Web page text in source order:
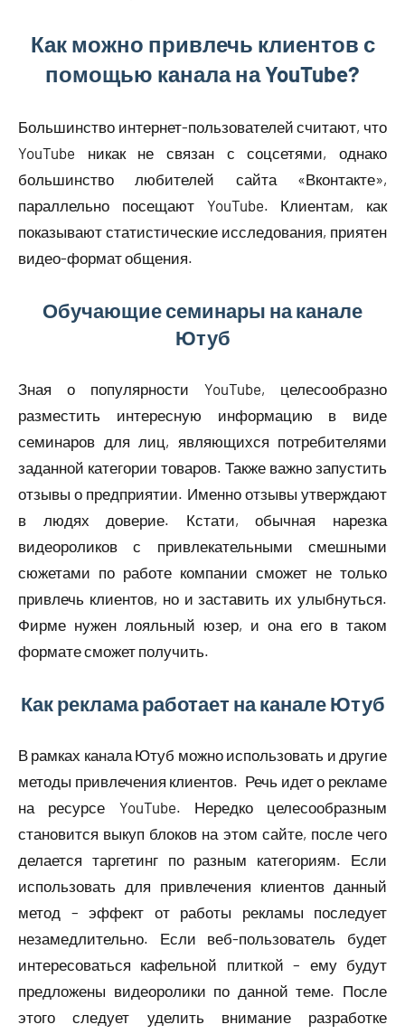
Как можно привлечь клиентов с
помощью канала на YouTube?
Большинство интернет-пользователей считают, что
YouTube никак не связан с соцсетями, однако
большинство любителей сайта «Вконтакте»,
параллельно посещают YouTube. Клиентам, как
показывают статистические исследования, приятен
видео-формат общения.
Обучающие семинары на канале
Ютуб
Зная о популярности YouTube, целесообразно
разместить интересную информацию в виде
семинаров для лиц, являющихся потребителями
заданной категории товаров. Также важно запустить
отзывы о предприятии. Именно отзывы утверждают
в людях доверие. Кстати, обычная нарезка
видеороликов с привлекательными смешными
сюжетами по работе компании сможет не только
привлечь клиентов, но и заставить их улыбнуться.
Фирме нужен лояльный юзер, и она его в таком
формате сможет получить.
Как реклама работает на канале Ютуб
В рамках канала Ютуб можно использовать и другие
методы привлечения клиентов. Речь идет о рекламе
на ресурсе YouTube. Нередко целесообразным
становится выкуп блоков на этом сайте, после чего
делается таргетинг по разным категориям. Если
использовать для привлечения клиентов данный
метод – эффект от работы рекламы последует
незамедлительно. Если веб-пользователь будет
интересоваться кафельной плиткой – ему будут
предложены видеоролики по данной теме. После
этого следует уделить внимание разработке